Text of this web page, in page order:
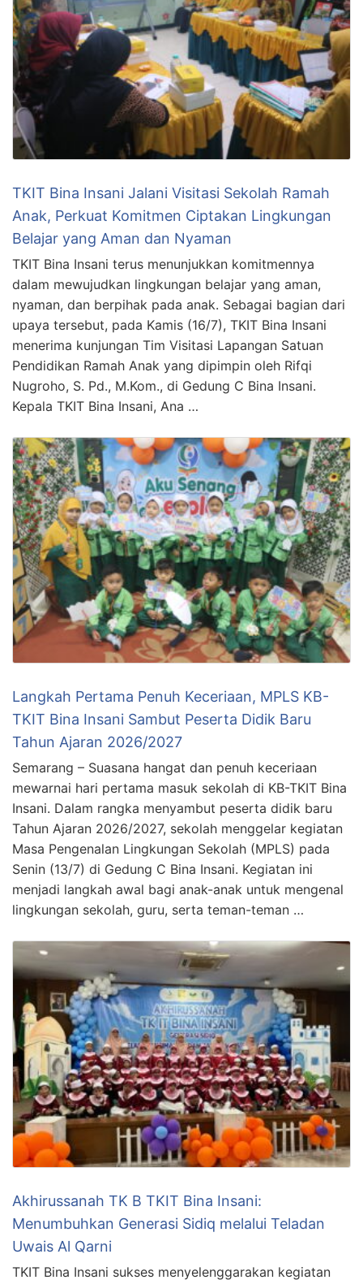
TKIT Bina Insani Jalani Visitasi Sekolah Ramah
Anak, Perkuat Komitmen Ciptakan Lingkungan
Belajar yang Aman dan Nyaman
TKIT Bina Insani terus menunjukkan komitmennya
dalam mewujudkan lingkungan belajar yang aman,
nyaman, dan berpihak pada anak. Sebagai bagian dari
upaya tersebut, pada Kamis (16/7), TKIT Bina Insani
menerima kunjungan Tim Visitasi Lapangan Satuan
Pendidikan Ramah Anak yang dipimpin oleh Rifqi
Nugroho, S. Pd., M.Kom., di Gedung C Bina Insani.
Kepala TKIT Bina Insani, Ana …
Langkah Pertama Penuh Keceriaan, MPLS KB-
TKIT Bina Insani Sambut Peserta Didik Baru
Tahun Ajaran 2026/2027
Semarang – Suasana hangat dan penuh keceriaan
mewarnai hari pertama masuk sekolah di KB-TKIT Bina
Insani. Dalam rangka menyambut peserta didik baru
Tahun Ajaran 2026/2027, sekolah menggelar kegiatan
Masa Pengenalan Lingkungan Sekolah (MPLS) pada
Senin (13/7) di Gedung C Bina Insani. Kegiatan ini
menjadi langkah awal bagi anak-anak untuk mengenal
lingkungan sekolah, guru, serta teman-teman …
Akhirussanah TK B TKIT Bina Insani:
Menumbuhkan Generasi Sidiq melalui Teladan
Uwais Al Qarni
TKIT Bina Insani sukses menyelenggarakan kegiatan